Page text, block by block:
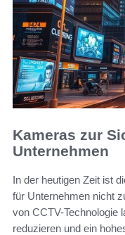
Kameras zur
Unternehmen
In der heutigen Zeit ist
für Unternehmen nicht
von CCTV-Technologie
reduzieren und ein